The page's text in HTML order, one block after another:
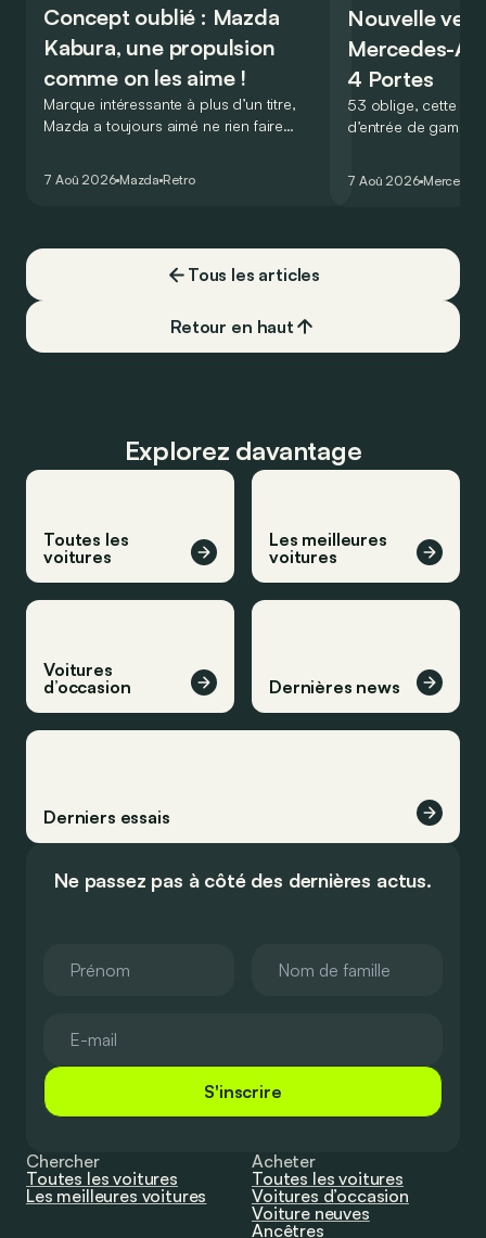
Concept oublié : Mazda
Kabura, une propulsion
comme on les aime !
Marque intéressante à plus d’un titre,
Mazda a toujours aimé ne rien faire
de la plus belle des manières…
7 Aoû 2026 Mazda Retro
Nouvelle
Mercedes-
4 Portes
53 oblige, cette
d’entrée de
moins…
7 Aoû 2026 Mercedes
Tous les articles
Retour en haut
Explorez davantage
Toutes les
voitures
Les meilleures
voitures
Voitures
d’occasion
Dernières news
Derniers essais
Ne passez pas à côté des dernières actus.
S'inscrire
Chercher
Toutes les voitures
Les meilleures voitures
Acheter
Toutes les voitures
Voitures d’occasion
Voiture neuves
Ancêtres